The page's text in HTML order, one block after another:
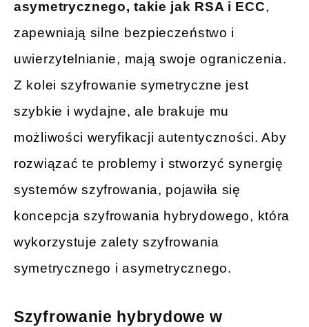
asymetrycznego, takie jak RSA i ECC,
zapewniają silne bezpieczeństwo i
uwierzytelnianie, mają swoje ograniczenia.
Z kolei szyfrowanie symetryczne jest
szybkie i wydajne, ale brakuje mu
możliwości weryfikacji autentyczności. Aby
rozwiązać te problemy i stworzyć synergię
systemów szyfrowania, pojawiła się
koncepcja szyfrowania hybrydowego, która
wykorzystuje zalety szyfrowania
symetrycznego i asymetrycznego.
Szyfrowanie hybrydowe w